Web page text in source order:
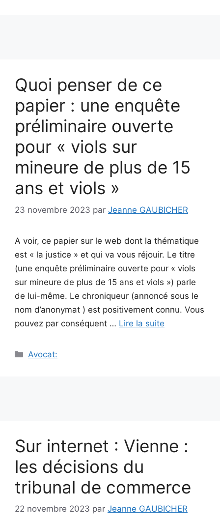
Quoi penser de ce
papier : une enquête
préliminaire ouverte
pour « viols sur
mineure de plus de 15
ans et viols »
23 novembre 2023 par Jeanne GAUBICHER
A voir, ce papier sur le web dont la thématique
est « la justice » et qui va vous réjouir. Le titre
(une enquête préliminaire ouverte pour « viols
sur mineure de plus de 15 ans et viols ») parle
de lui-même. Le chroniqueur (annoncé sous le
nom d’anonymat ) est positivement connu. Vous
pouvez par conséquent … Lire la suite
Catégories
Avocat:
Sur internet : Vienne :
les décisions du
tribunal de commerce
22 novembre 2023 par Jeanne GAUBICHER